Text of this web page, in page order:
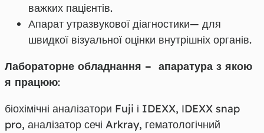
важких пацієнтів.
Апарат утразвукової діагностики— для
швидкої візуальної оцінки внутрішніх органів.
Лабораторне обладнання – апаратура з якою
я працюю:
біохімічні аналізатори Fuji і IDEXX, ІDEXX snap
pro, аналізатор сечі Arkray, гематологічний